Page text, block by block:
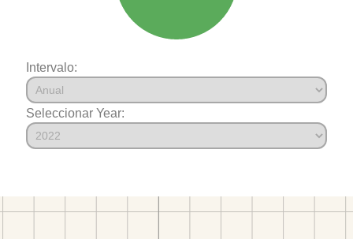
Intervalo:
Seleccionar Year: